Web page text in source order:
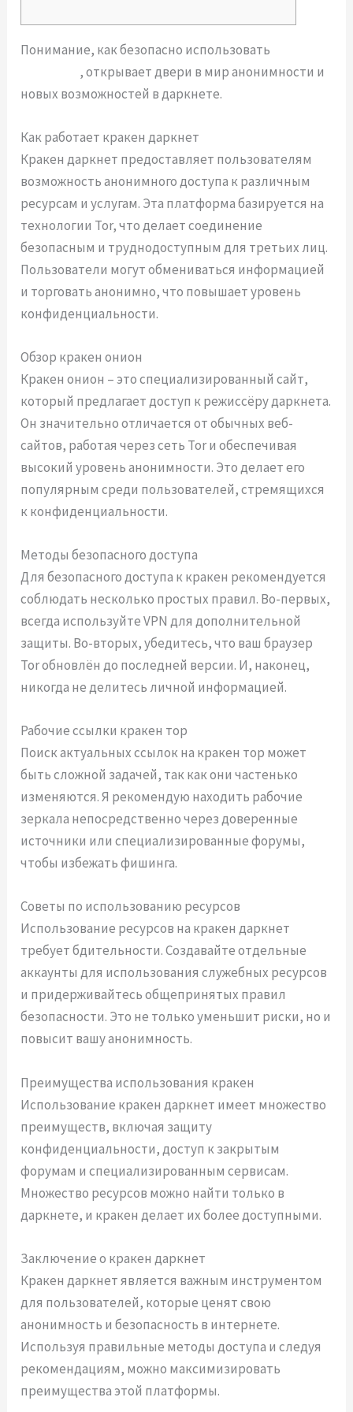
Понимание, как безопасно использовать
, открывает двери в мир анонимности и
новых возможностей в даркнете.
Как работает кракен даркнет
Кракен даркнет предоставляет пользователям
возможность анонимного доступа к различным
ресурсам и услугам. Эта платформа базируется на
технологии Tor, что делает соединение
безопасным и труднодоступным для третьих лиц.
Пользователи могут обмениваться информацией
и торговать анонимно, что повышает уровень
конфиденциальности.
Обзор кракен онион
Кракен онион – это специализированный сайт,
который предлагает доступ к режиссёру даркнета.
Он значительно отличается от обычных веб-
сайтов, работая через сеть Tor и обеспечивая
высокий уровень анонимности. Это делает его
популярным среди пользователей, стремящихся
к конфиденциальности.
Методы безопасного доступа
Для безопасного доступа к кракен рекомендуется
соблюдать несколько простых правил. Во-первых,
всегда используйте VPN для дополнительной
защиты. Во-вторых, убедитесь, что ваш браузер
Tor обновлён до последней версии. И, наконец,
никогда не делитесь личной информацией.
Рабочие ссылки кракен тор
Поиск актуальных ссылок на кракен тор может
быть сложной задачей, так как они частенько
изменяются. Я рекомендую находить рабочие
зеркала непосредственно через доверенные
источники или специализированные форумы,
чтобы избежать фишинга.
Советы по использованию ресурсов
Использование ресурсов на кракен даркнет
требует бдительности. Создавайте отдельные
аккаунты для использования служебных ресурсов
и придерживайтесь общепринятых правил
безопасности. Это не только уменьшит риски, но и
повысит вашу анонимность.
Преимущества использования кракен
Использование кракен даркнет имеет множество
преимуществ, включая защиту
конфиденциальности, доступ к закрытым
форумам и специализированным сервисам.
Множество ресурсов можно найти только в
даркнете, и кракен делает их более доступными.
Заключение о кракен даркнет
Кракен даркнет является важным инструментом
для пользователей, которые ценят свою
анонимность и безопасность в интернете.
Используя правильные методы доступа и следуя
рекомендациям, можно максимизировать
преимущества этой платформы.